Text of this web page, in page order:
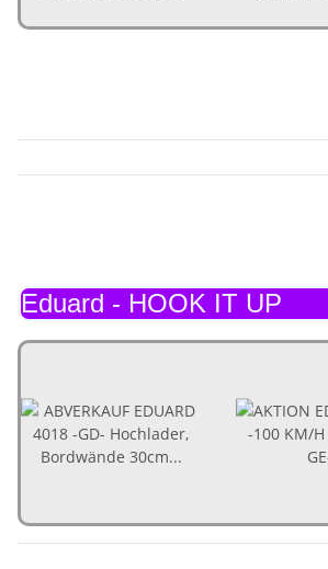
Rampenschacht
Hochplane
Eduard - HOOK IT UP